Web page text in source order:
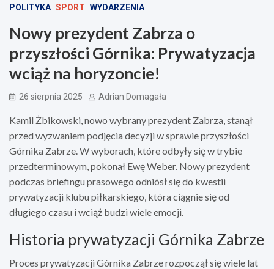
POLITYKA SPORT WYDARZENIA
Nowy prezydent Zabrza o
przyszłości Górnika: Prywatyzacja
wciąż na horyzoncie!
26 sierpnia 2025 Adrian Domagała
Kamil Żbikowski, nowo wybrany prezydent Zabrza, stanął
przed wyzwaniem podjęcia decyzji w sprawie przyszłości
Górnika Zabrze. W wyborach, które odbyły się w trybie
przedterminowym, pokonał Ewę Weber. Nowy prezydent
podczas briefingu prasowego odniósł się do kwestii
prywatyzacji klubu piłkarskiego, która ciągnie się od
długiego czasu i wciąż budzi wiele emocji.
Historia prywatyzacji Górnika Zabrze
Proces prywatyzacji Górnika Zabrze rozpoczął się wiele lat